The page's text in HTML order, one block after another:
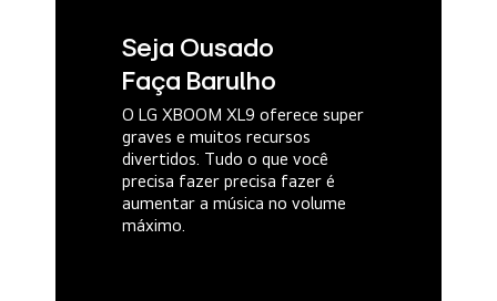
Seja Ousado
Faça Barulho
O LG XBOOM XL9 oferece super
graves e muitos recursos
divertidos. Tudo o que você
precisa fazer precisa fazer é
aumentar a música no volume
máximo.